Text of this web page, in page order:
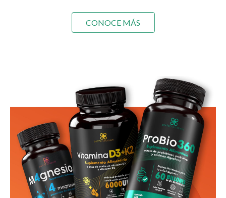
CONOCE MÁS